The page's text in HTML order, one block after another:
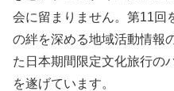
会に留まりません。第11回
の絆を深める地域活動情報
た日本期間限定文化旅行の
を遂げています。